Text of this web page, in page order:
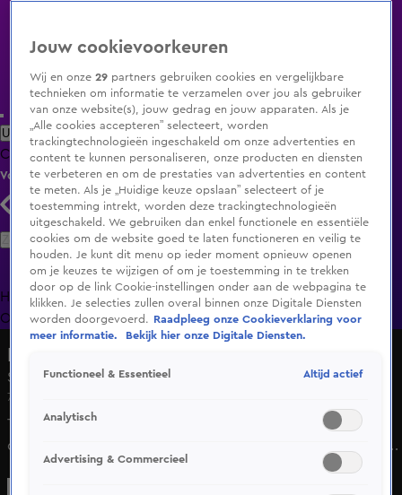
Uitzending Gemist Populaire programma's Zenders Genres
ClipsFilmsRadioSmart TV inlogShop
Volg KIJK
Zoeken
HomeUitzending Gemist Programma's De Bondgenoten
OranjezomerLivestreamsShop
Seizoen 7, aflevering 146
7 apr 2025, 18:54
Tamara gunt haar date Alex sowieso een fleurig leven. En
daarmee is de sfeer positief gezet voor een eerste rustige
kennismaking.
Jouw cookievoorkeuren
Wij en onze29 partners gebruiken cookies en vergelijkbare
technieken om informatie te verzamelen over jou als gebruiker
van onze website(s), jouw gedrag en jouw apparaten. Als je
„Alle cookies accepteren” selecteert, worden
trackingtechnologieën ingeschakeld om onze advertenties en
content te kunnen personaliseren, onze producten en diensten
te verbeteren en om de prestaties van advertenties en content
te meten. Als je „Huidige keuze opslaan” selecteert of je
toestemming intrekt, worden deze trackingtechnologieën
uitgeschakeld. We gebruiken dan enkel functionele en essentiële
cookies om de website goed te laten functioneren en veilig te
houden. Je kunt dit menu op ieder moment opnieuw openen
om je keuzes te wijzigen of om je toestemming in te trekken
door op de link Cookie-instellingen onder aan de webpagina te
klikken. Je selecties zullen overal binnen onze Digitale Diensten
worden doorgevoerd.
Raadpleeg onze Cookieverklaring voor
meer informatie.
Bekijk hier onze Digitale Diensten.
Functioneel & Essentieel Altijd actief
Analytisch
Advertising & Commercieel